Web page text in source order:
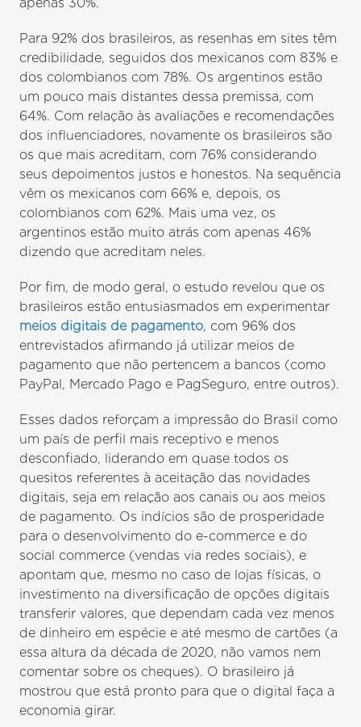
apenas 30%.
Para 92% dos brasileiros, as resenhas em sites têm
credibilidade, seguidos dos mexicanos com 83% e
dos colombianos com 78%. Os argentinos estão
um pouco mais distantes dessa premissa, com
64%. Com relação às avaliações e recomendações
dos influenciadores, novamente os brasileiros são
os que mais acreditam, com 76% considerando
seus depoimentos justos e honestos. Na sequência
vêm os mexicanos com 66% e, depois, os
colombianos com 62%. Mais uma vez, os
argentinos estão muito atrás com apenas 46%
dizendo que acreditam neles.
Por fim, de modo geral, o estudo revelou que os
brasileiros estão entusiasmados em experimentar
meios digitais de pagamento, com 96% dos
entrevistados afirmando já utilizar meios de
pagamento que não pertencem a bancos (como
PayPal, Mercado Pago e PagSeguro, entre outros).
Esses dados reforçam a impressão do Brasil como
um país de perfil mais receptivo e menos
desconfiado, liderando em quase todos os
quesitos referentes à aceitação das novidades
digitais, seja em relação aos canais ou aos meios
de pagamento. Os indícios são de prosperidade
para o desenvolvimento do e-commerce e do
social commerce (vendas via redes sociais), e
apontam que, mesmo no caso de lojas físicas, o
investimento na diversificação de opções digitais
transferir valores, que dependam cada vez menos
de dinheiro em espécie e até mesmo de cartões (a
essa altura da década de 2020, não vamos nem
comentar sobre os cheques). O brasileiro já
mostrou que está pronto para que o digital faça a
economia girar.